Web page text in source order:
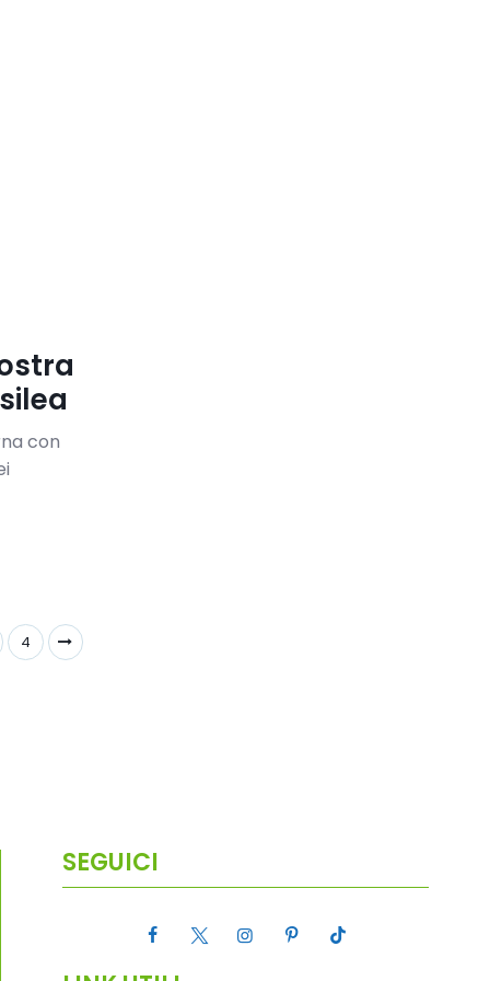
con
4
SEGUICI